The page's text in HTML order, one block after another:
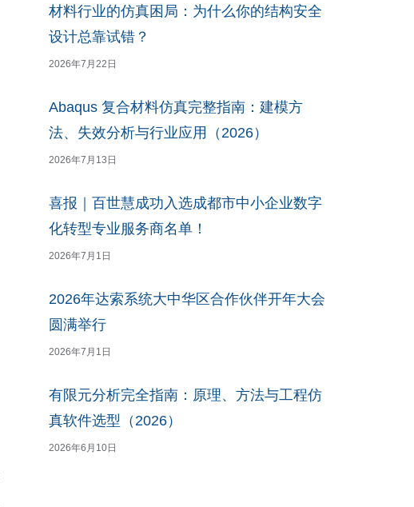
材料行业的仿真困局：为什么你的结构安全
设计总靠试错？
2026年7月22日
Abaqus 复合材料仿真完整指南：建模方
法、失效分析与行业应用（2026）
2026年7月13日
喜报｜百世慧成功入选成都市中小企业数字
化转型专业服务商名单！
2026年7月1日
2026年达索系统大中华区合作伙伴开年大会
圆满举行
2026年7月1日
有限元分析完全指南：原理、方法与工程仿
真软件选型（2026）
2026年6月10日